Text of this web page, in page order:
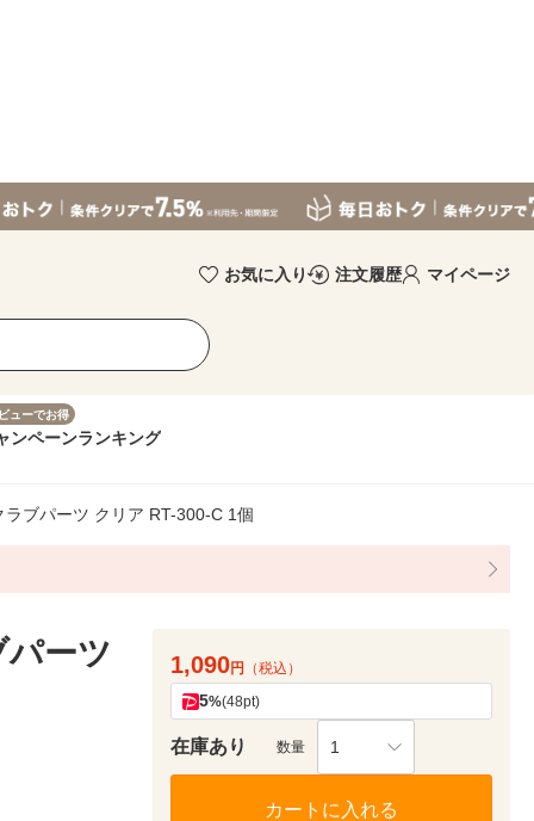
お気に入り 注文履歴 マイページ
ューでお得
ンペーンランキング
ラブパーツ クリア RT-300-C 1個
ーツ
1,090円 （税込）
5%(48pt)
在庫あり 数量 1
カートに入れる